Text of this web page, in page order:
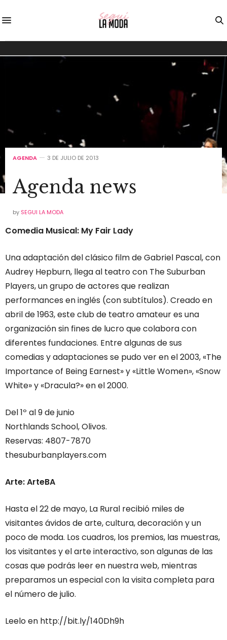
AGENDA 3 DE JULIO DE 2013
Agenda news
by SEGUI LA MODA
Comedia Musical: My Fair Lady
Una adaptación del clásico film de Gabriel Pascal, con
Audrey Hepburn, llega al teatro con The Suburban
Players, un grupo de actores que realizan
performances en inglés (con subtítulos). Creado en
abril de 1963, este club de teatro amateur es una
organización sin fines de lucro que colabora con
diferentes fundaciones. Entre algunas de sus
comedias y adaptaciones se pudo ver en el 2003, «The
Importance of Being Earnest» y «Little Women», «Snow
White» y «Dracula?» en el 2000.
Del 1º al 9 de junio
Northlands School, Olivos.
Reservas: 4807-7870
thesuburbanplayers.com
Arte: ArteBA
Hasta el 22 de mayo, La Rural recibió miles de
visitantes ávidos de arte, cultura, decoración y un
poco de moda. Los cuadros, los premios, las muestras,
los visitantes y el arte interactivo, son algunas de las
cosas que podrás leer en nuestra web, mientras
preparamos un especial con la visita completa para
el número de julio.
Leelo en http://bit.ly/140Dh9h